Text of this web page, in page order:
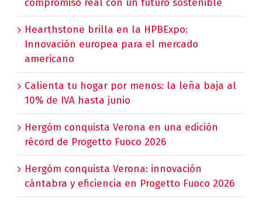
compromiso real con un futuro sostenible
Hearthstone brilla en la HPBExpo:
Innovación europea para el mercado
americano
Calienta tu hogar por menos: la leña baja al
10% de IVA hasta junio
Hergóm conquista Verona en una edición
récord de Progetto Fuoco 2026
Hergóm conquista Verona: innovación
cántabra y eficiencia en Progetto Fuoco 2026